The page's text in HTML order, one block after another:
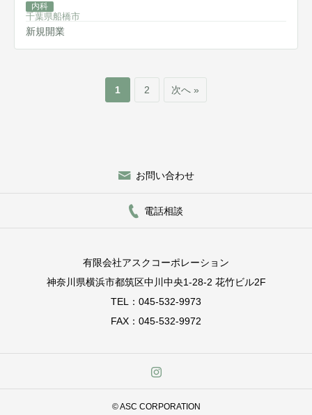
内科
千葉県船橋市
新規開業
1 2 次へ »
お問い合わせ
電話相談
有限会社アスクコーポレーション
神奈川県横浜市都筑区中川中央1-28-2 花竹ビル2F
TEL：045-532-9973
FAX：045-532-9972
© ASC CORPORATION